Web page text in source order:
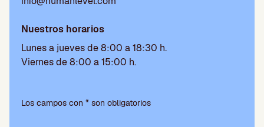
Nuestros horarios
Lunes a jueves de 8:00 a 18:30 h.
Viernes de 8:00 a 15:00 h.
favor,
Los campos con * son obligatorios